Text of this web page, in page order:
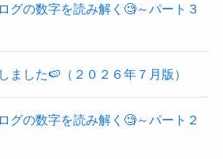
グの数字を読み解く🧐～パート３
ました🍉（２０２６年７月版）
グの数字を読み解く🧐～パート２